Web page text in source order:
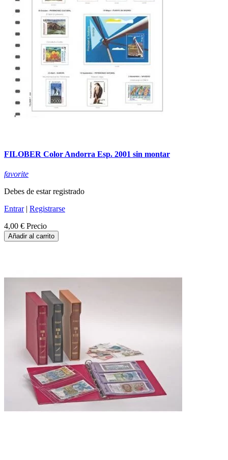
FILOBER Color Andorra Esp. 2001 sin montar
favorite
Debes de estar registrado
Entrar| Registrarse
4,00 € Precio
Añadir al carrito